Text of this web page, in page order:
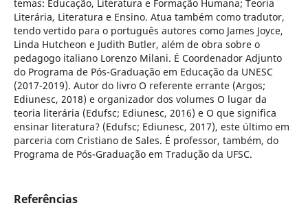
temas: Educação, Literatura e Formação Humana; Teoria
Literária, Literatura e Ensino. Atua também como tradutor,
tendo vertido para o português autores como James Joyce,
Linda Hutcheon e Judith Butler, além de obra sobre o
pedagogo italiano Lorenzo Milani. É Coordenador Adjunto
do Programa de Pós-Graduação em Educação da UNESC
(2017-2019). Autor do livro O referente errante (Argos;
Ediunesc, 2018) e organizador dos volumes O lugar da
teoria literária (Edufsc; Ediunesc, 2016) e O que significa
ensinar literatura? (Edufsc; Ediunesc, 2017), este último em
parceria com Cristiano de Sales. É professor, também, do
Programa de Pós-Graduação em Tradução da UFSC.
Referências